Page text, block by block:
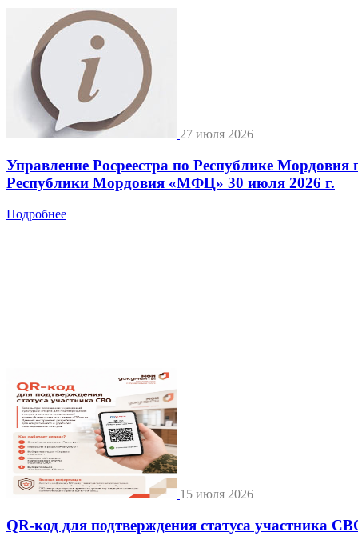
27 июля 2026
Управление Росреестра по Республике
Республики Мордовия «МФЦ» 30 июля 2026 г.
Подробнее
15 июля 2026
QR-код для подтверждения статуса участника